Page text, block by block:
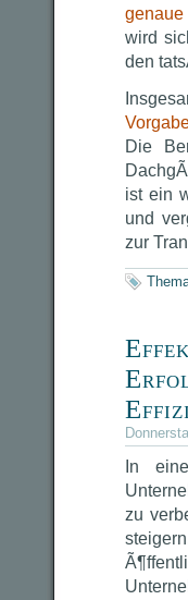
wird
den
Die
ist ein
und
zur
In
zu